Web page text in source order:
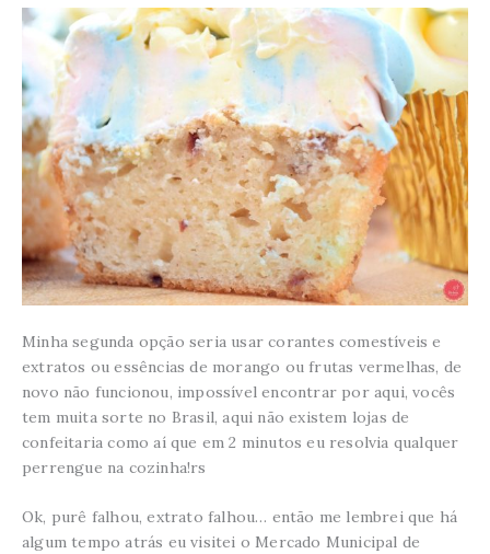
Minha segunda opção seria usar corantes comestíveis e
extratos ou essências de morango ou frutas vermelhas, de
novo não funcionou, impossível encontrar por aqui, vocês
tem muita sorte no Brasil, aqui não existem lojas de
confeitaria como aí que em 2 minutos eu resolvia qualquer
perrengue na cozinha!rs
Ok, purê falhou, extrato falhou… então me lembrei que há
algum tempo atrás eu visitei o Mercado Municipal de